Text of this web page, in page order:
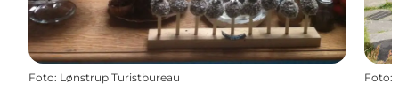
Foto: Lønstrup Turistbureau Foto: